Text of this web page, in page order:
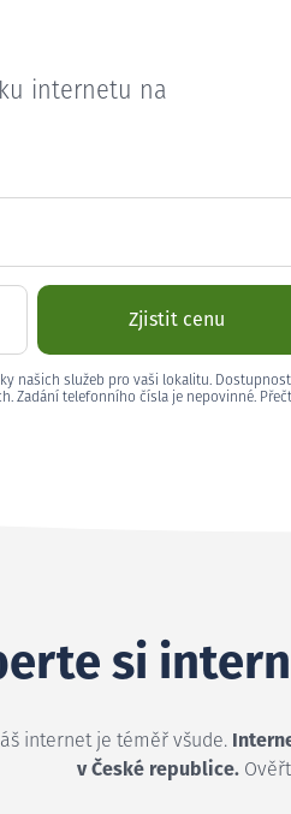
internetu na
Zjistit cenu
našich služeb pro vaši lokalitu. Dostupnost
Zadání telefonního čísla je nepovinné.
si
internet je téměř všude.
v České republice.